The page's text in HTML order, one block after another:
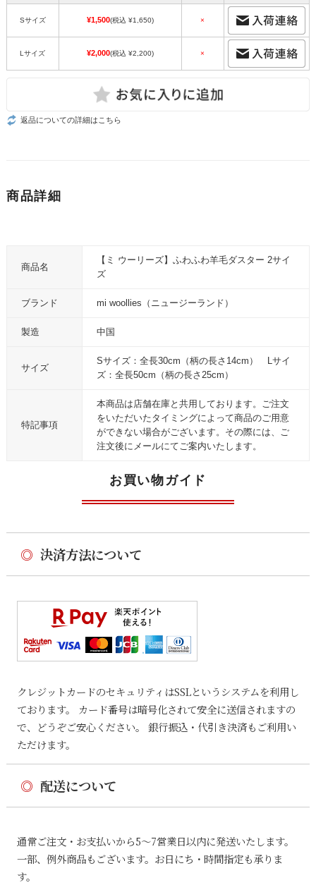
Sサイズ ¥1,500(税込 ¥1,650) ×
Lサイズ ¥2,000(税込 ¥2,200) ×
返品についての詳細はこちら
商品詳細
商品名
【ミ ウーリーズ】ふわふわ羊毛ダスター 2サイ
ズ
ブランド mi woollies（ニュージーランド）
製造 中国
サイズ
Sサイズ：全長30cm（柄の長さ14cm） Lサイ
ズ：全長50cm（柄の長さ25cm）
特記事項
本商品は店舗在庫と共用しております。ご注文
をいただいたタイミングによって商品のご用意
ができない場合がございます。その際には、ご
注文後にメールにてご案内いたします。
お買い物ガイド
◎ 決済方法について
クレジットカードのセキュリティはSSLというシステムを利用し
ております。 カード番号は暗号化されて安全に送信されますの
で、どうぞご安心ください。 銀行振込・代引き決済もご利用い
ただけます。
◎ 配送について
通常ご注文・お支払いから5〜7営業日以内に発送いたします。
一部、例外商品もございます。お日にち・時間指定も承りま
す。